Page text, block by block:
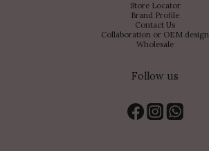
Store Locator
Brand Profile
Contact Us
Collaboration or OEM design
Wholesale
Follow us